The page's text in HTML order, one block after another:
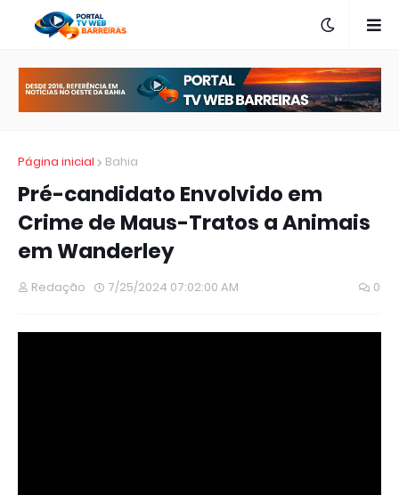
Página inicial Bahia
Pré-candidato Envolvido em
Crime de Maus-Tratos a Animais
em Wanderley
Redação 7/25/2024 07:02:00 AM 0